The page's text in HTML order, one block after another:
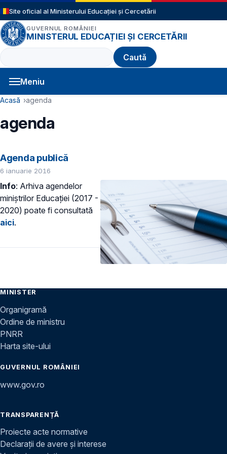
Sari la conținutul principal
Site oficial al Ministerului Educației și Cercetării
GUVERNUL ROMÂNIEI
MINISTERUL EDUCAȚIEI ȘI CERCETĂRII
Caută
Meniu
Navigație principală
Cale de navigare
Acasă agenda
agenda
Agenda publică
6 ianuarie 2016
Info: Arhiva agendelor
miniștrilor Educației (2017 -
2020) poate fi consultată
aici.
MINISTER
Organigramă
Ordine de ministru
PNRR
Harta site-ului
GUVERNUL ROMÂNIEI
www.gov.ro
TRANSPARENȚĂ
Proiecte acte normative
Declarații de avere și interese